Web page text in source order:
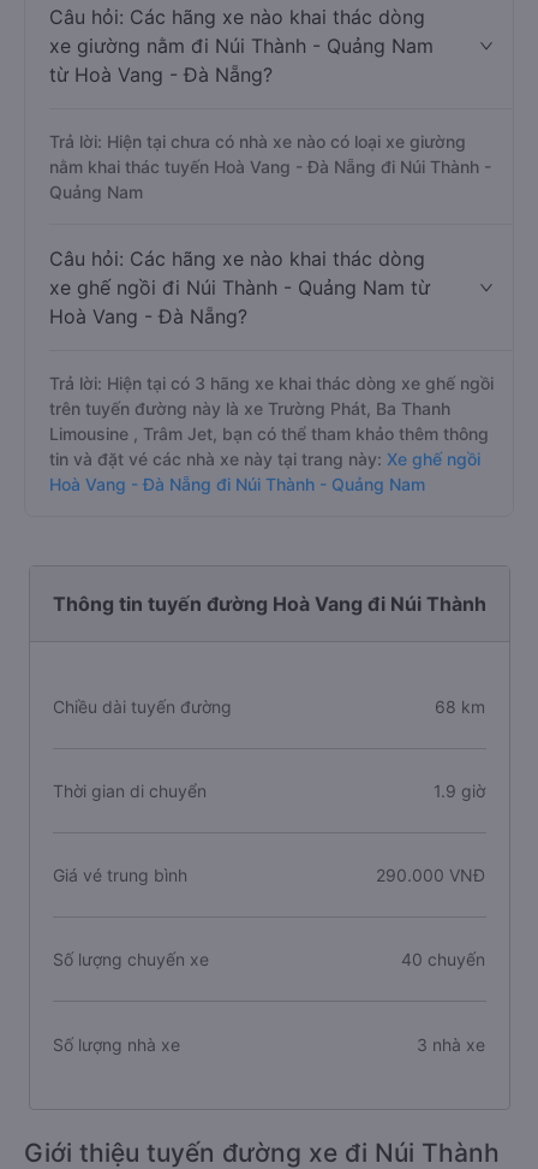
Câu hỏi: Các hãng xe nào khai thác dòng
xe giường nằm đi Núi Thành - Quảng Nam
từ Hoà Vang - Đà Nẵng?
Trả lời: Hiện tại chưa có nhà xe nào có loại xe giường
nằm khai thác tuyến Hoà Vang - Đà Nẵng đi Núi Thành -
Quảng Nam
Câu hỏi: Các hãng xe nào khai thác dòng
xe ghế ngồi đi Núi Thành - Quảng Nam từ
Hoà Vang - Đà Nẵng?
Trả lời: Hiện tại có 3 hãng xe khai thác dòng xe ghế ngồi
trên tuyến đường này là xe Trường Phát, Ba Thanh
Limousine , Trâm Jet, bạn có thể tham khảo thêm thông
tin và đặt vé các nhà xe này tại trang này: Xe ghế ngồi
Hoà Vang - Đà Nẵng đi Núi Thành - Quảng Nam
Thông tin tuyến đường Hoà Vang đi Núi Thành
Chiều dài tuyến đường 68 km
Thời gian di chuyển 1.9 giờ
Giá vé trung bình 290.000 VNĐ
Số lượng chuyến xe 40 chuyến
Số lượng nhà xe 3 nhà xe
Giới thiệu tuyến đường xe đi Núi Thành